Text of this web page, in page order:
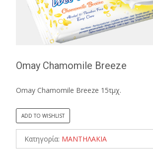
Omay Chamomile Breeze
Omay Chamomile Breeze 15τμχ.
ADD TO WISHLIST
Κατηγορία: ΜΑΝΤΗΛΑΚΙΑ